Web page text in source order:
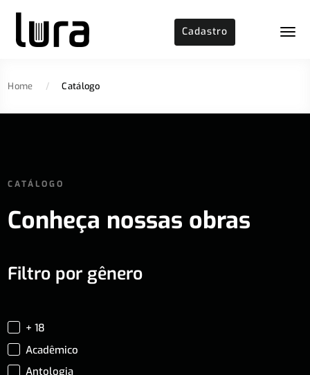
Cadastro
Home / Catálogo
CATÁLOGO
Conheça nossas obras
Filtro por gênero
+ 18
Acadêmico
Antologia